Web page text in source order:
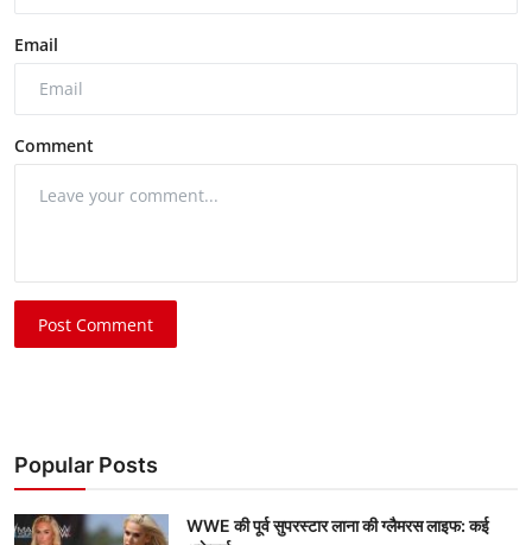
Email
Comment
Post Comment
Popular Posts
WWE की पूर्व सुपरस्टार लाना की ग्लैमरस लाइफ: कई